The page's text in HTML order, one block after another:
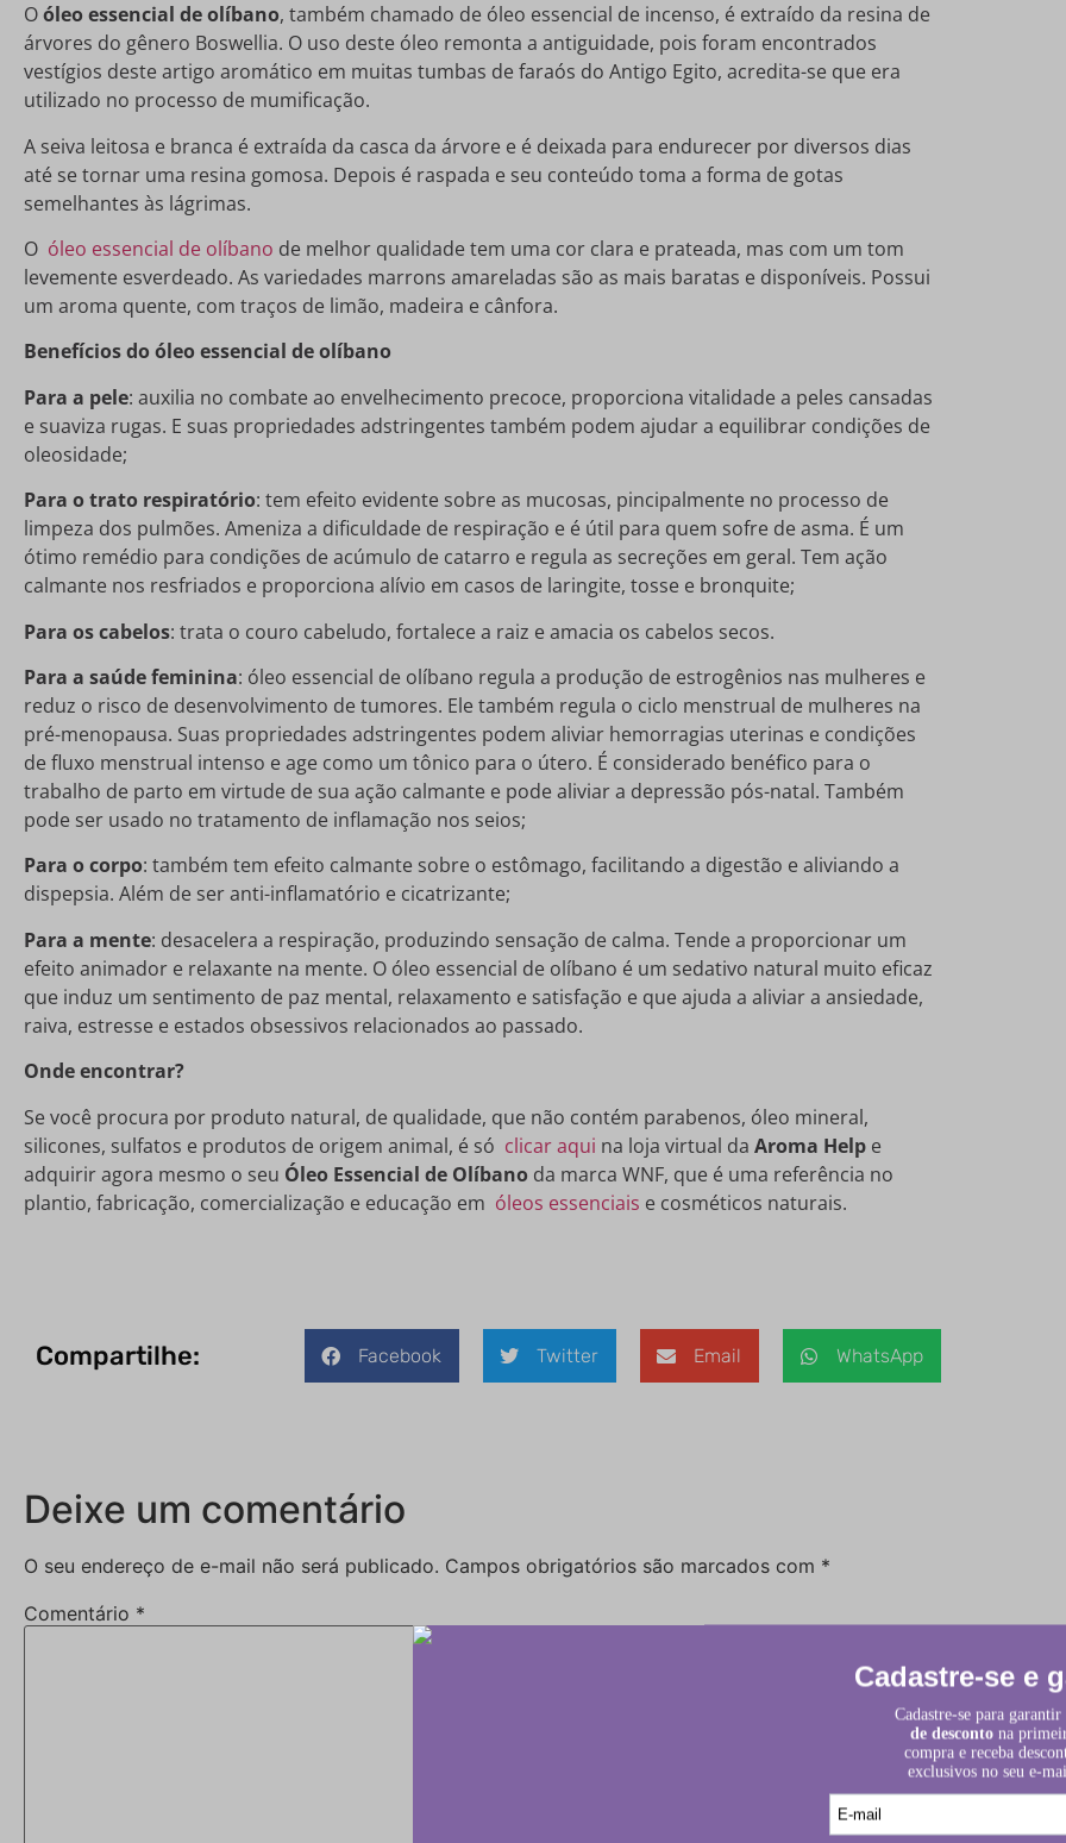
Oóleo essencial de olíbano, também chamado de óleo essencial de incenso, é extraído da resina de
árvores do gênero Boswellia. O uso deste óleo remonta a antiguidade, pois foram encontrados
vestígios deste artigo aromático em muitas tumbas de faraós do Antigo Egito, acredita-se que era
utilizado no processo de mumificação.
A seiva leitosa e branca é extraída da casca da árvore e é deixada para endurecer por diversos dias
até se tornar uma resina gomosa. Depois é raspada e seu conteúdo toma a forma de gotas
semelhantes às lágrimas.
O óleo essencial de olíbano de melhor qualidade tem uma cor clara e prateada, mas com um tom
levemente esverdeado. As variedades marrons amareladas são as mais baratas e disponíveis. Possui
um aroma quente, com traços de limão, madeira e cânfora.
Benefícios do óleo essencial de olíbano
Para a pele: auxilia no combate ao envelhecimento precoce, proporciona vitalidade a peles cansadas
e suaviza rugas. E suas propriedades adstringentes também podem ajudar a equilibrar condições de
oleosidade;
Para o trato respiratório: tem efeito evidente sobre as mucosas, pincipalmente no processo de
limpeza dos pulmões. Ameniza a dificuldade de respiração e é útil para quem sofre de asma. É um
ótimo remédio para condições de acúmulo de catarro e regula as secreções em geral. Tem ação
calmante nos resfriados e proporciona alívio em casos de laringite, tosse e bronquite;
Para os cabelos: trata o couro cabeludo, fortalece a raiz e amacia os cabelos secos.
Para a saúde feminina: óleo essencial de olíbano regula a produção de estrogênios nas mulheres e
reduz o risco de desenvolvimento de tumores. Ele também regula o ciclo menstrual de mulheres na
pré-menopausa. Suas propriedades adstringentes podem aliviar hemorragias uterinas e condições
de fluxo menstrual intenso e age como um tônico para o útero. É considerado benéfico para o
trabalho de parto em virtude de sua ação calmante e pode aliviar a depressão pós-natal. Também
pode ser usado no tratamento de inflamação nos seios;
Para o corpo: também tem efeito calmante sobre o estômago, facilitando a digestão e aliviando a
dispepsia. Além de ser anti-inflamatório e cicatrizante;
Para a mente: desacelera a respiração, produzindo sensação de calma. Tende a proporcionar um
efeito animador e relaxante na mente. O óleo essencial de olíbano é um sedativo natural muito eficaz
que induz um sentimento de paz mental, relaxamento e satisfação e que ajuda a aliviar a ansiedade,
raiva, estresse e estados obsessivos relacionados ao passado.
Onde encontrar?
Se você procura por produto natural, de qualidade, que não contém parabenos, óleo mineral,
silicones, sulfatos e produtos de origem animal, é só clicar aqui na loja virtual da Aroma Help e
adquirir agora mesmo o seu Óleo Essencial de Olíbano da marca WNF, que é uma referência no
plantio, fabricação, comercialização e educação em óleos essenciais e cosméticos naturais.
Compartilhe: Facebook Twitter Email WhatsApp
Deixe um comentário
O seu endereço de e-mail não será publicado. Campos obrigatórios são marcados com *
Comentário *